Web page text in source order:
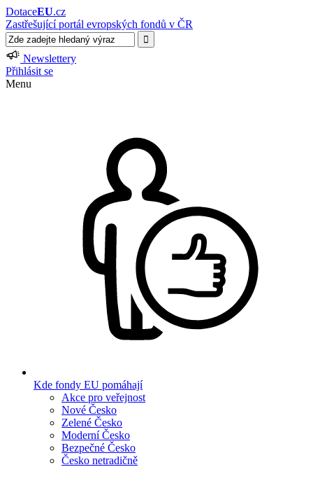
DotaceEU.cz
Zastřešující portál evropských fondů v ČR
Newslettery
Přihlásit se
Menu
Kde fondy EU pomáhají
Akce pro veřejnost
Nové Česko
Zelené Česko
Moderní Česko
Bezpečné Česko
Česko netradičně